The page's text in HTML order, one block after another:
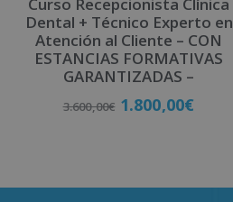
Dental + Técnico Experto en
Atención al Cliente – CON
ESTANCIAS FORMATIVAS
GARANTIZADAS –
3.600,00€ 1.800,00€